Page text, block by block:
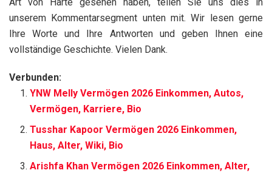
Art von Härte gesehen haben, teilen Sie uns dies in
unserem Kommentarsegment unten mit. Wir lesen gerne
Ihre Worte und Ihre Antworten und geben Ihnen eine
vollständige Geschichte. Vielen Dank.
Verbunden:
YNW Melly Vermögen 2026 Einkommen, Autos,
Vermögen, Karriere, Bio
Tusshar Kapoor Vermögen 2026 Einkommen,
Haus, Alter, Wiki, Bio
Arishfa Khan Vermögen 2026 Einkommen, Alter,